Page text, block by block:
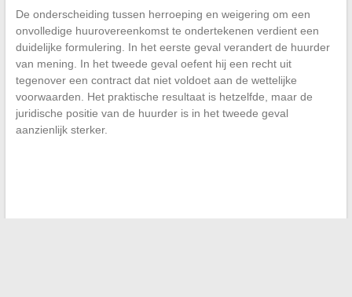
De onderscheiding tussen herroeping en weigering om een
onvolledige huurovereenkomst te ondertekenen verdient een
duidelijke formulering. In het eerste geval verandert de huurder
van mening. In het tweede geval oefent hij een recht uit
tegenover een contract dat niet voldoet aan de wettelijke
voorwaarden. Het praktische resultaat is hetzelfde, maar de
juridische positie van de huurder is in het tweede geval
aanzienlijk sterker.